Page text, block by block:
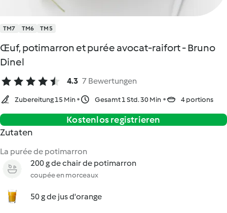
TM7 TM6 TM5
Œuf, potimarron et purée avocat-raifort - Bruno
Dinel
4.3 7 Bewertungen
Zubereitung 15 Min Gesamt 1 Std. 30 Min 4 portions
Kostenlos registrieren
Zutaten
La purée de potimarron
200 g de chair de potimarron
coupée en morceaux
50 g de jus d'orange